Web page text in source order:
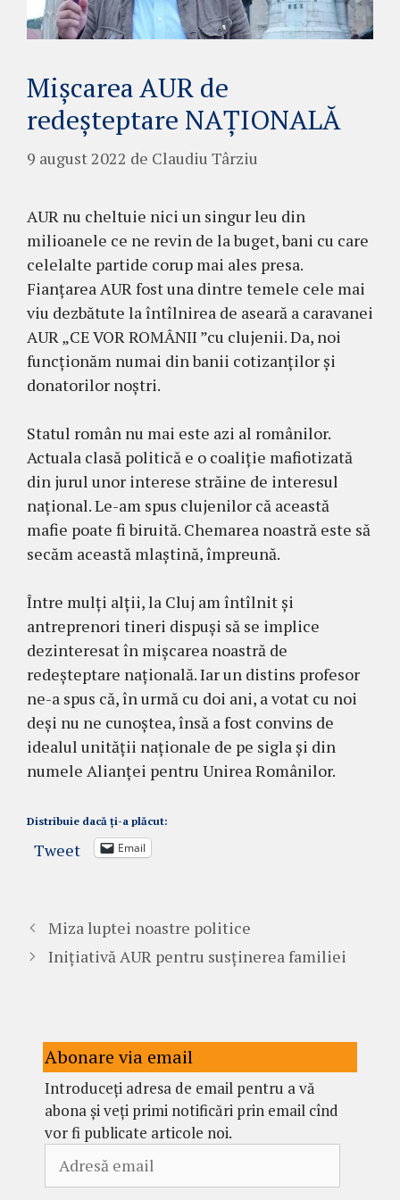
Mișcarea AUR de
redeșteptare NAȚIONALĂ
9 august 2022 de Claudiu Târziu
AUR nu cheltuie nici un singur leu din
milioanele ce ne revin de la buget, bani cu care
celelalte partide corup mai ales presa.
Fianțarea AUR fost una dintre temele cele mai
viu dezbătute la întîlnirea de aseară a caravanei
AUR „CE VOR ROMÂNII ”cu clujenii. Da, noi
funcționăm numai din banii cotizanților și
donatorilor noștri.
Statul român nu mai este azi al românilor.
Actuala clasă politică e o coaliție mafiotizată
din jurul unor interese străine de interesul
național. Le-am spus clujenilor că această
mafie poate fi biruită. Chemarea noastră este să
secăm această mlaștină, împreună.
Între mulți alții, la Cluj am întîlnit și
antreprenori tineri dispuși să se implice
dezinteresat în mișcarea noastră de
redeșteptare națională. Iar un distins profesor
ne-a spus că, în urmă cu doi ani, a votat cu noi
deși nu ne cunoștea, însă a fost convins de
idealul unității naționale de pe sigla și din
numele Alianței pentru Unirea Românilor.
Distribuie dacă ți-a plăcut:
Tweet Email
Miza luptei noastre politice
Inițiativă AUR pentru susținerea familiei
Abonare via email
Introduceți adresa de email pentru a vă
abona și veți primi notificări prin email cînd
vor fi publicate articole noi.
email